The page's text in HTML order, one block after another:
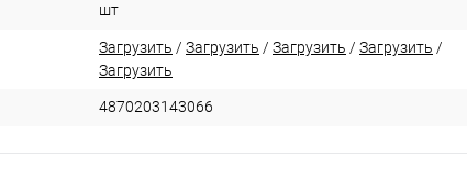
шт
Загрузить / Загрузить / Загрузить / Загрузить /
Загрузить
4870203143066